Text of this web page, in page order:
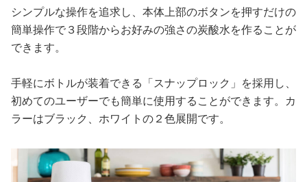
シンプルな操作を追求し、本体上部のボタンを押すだけの
簡単操作で３段階からお好みの強さの炭酸水を作ることが
できます。
手軽にボトルが装着できる「スナップロック」を採用し、
初めてのユーザーでも簡単に使用することができます。カ
ラーはブラック、ホワイトの２色展開です。